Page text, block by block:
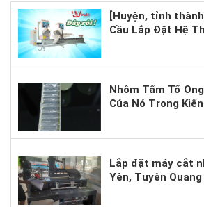
[Huyện, tỉnh
Cầu Lắp Đặt Hệ
Nhôm Tấm Tổ
Của Nó Trong
Lắp đặt máy cắt
Yên, Tuyên Quang